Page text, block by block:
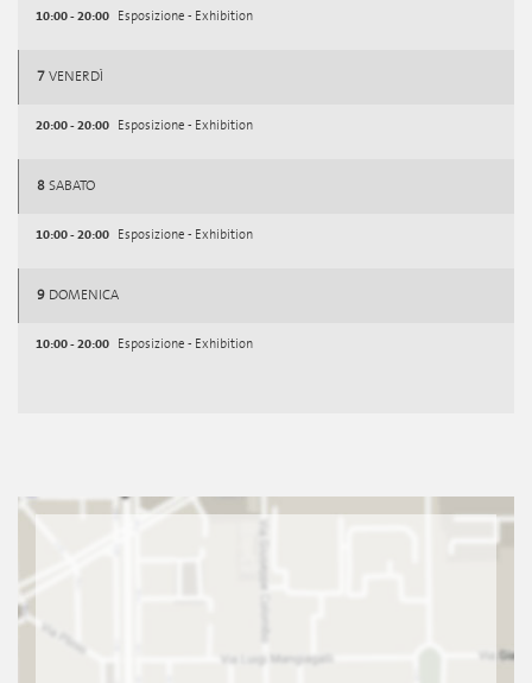
10:00 - 20:00 Esposizione - Exhibition
7 VENERDÌ
20:00 - 20:00 Esposizione - Exhibition
8 SABATO
10:00 - 20:00 Esposizione - Exhibition
9 DOMENICA
10:00 - 20:00 Esposizione - Exhibition